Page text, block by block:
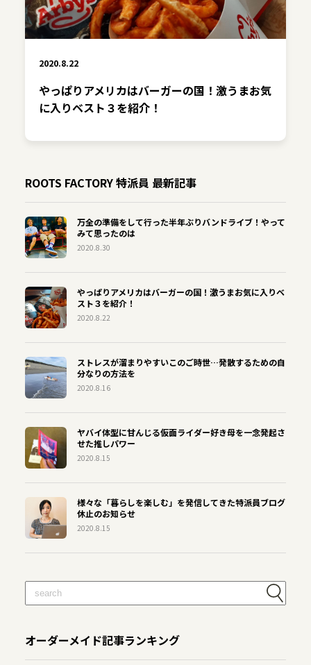
2020.8.22
やっぱりアメリカはバーガーの国！激うまお気
に入りベスト３を紹介！
ROOTS FACTORY 特派員 最新記事
万全の準備をして行った半年ぶりバンドライブ！やって
みて思ったのは
2020.8.30
やっぱりアメリカはバーガーの国！激うまお気に入りベ
スト３を紹介！
2020.8.22
ストレスが溜まりやすいこのご時世…発散するための自
分なりの方法を
2020.8.16
ヤバイ体型に甘んじる仮面ライダー好き母を一念発起さ
せた推しパワー
2020.8.15
様々な「暮らしを楽しむ」を発信してきた特派員ブログ
休止のお知らせ
2020.8.15
オーダーメイド記事ランキング